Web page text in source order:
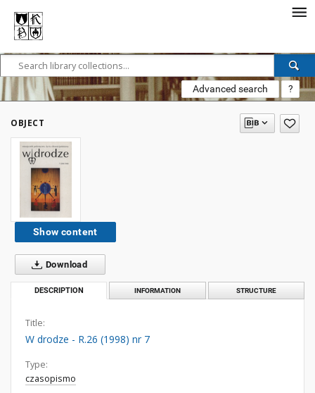
Advanced search ?
OBJECT
Show content
Download
DESCRIPTION INFORMATION STRUCTURE
Title:
W drodze - R.26 (1998) nr 7
Type:
czasopismo